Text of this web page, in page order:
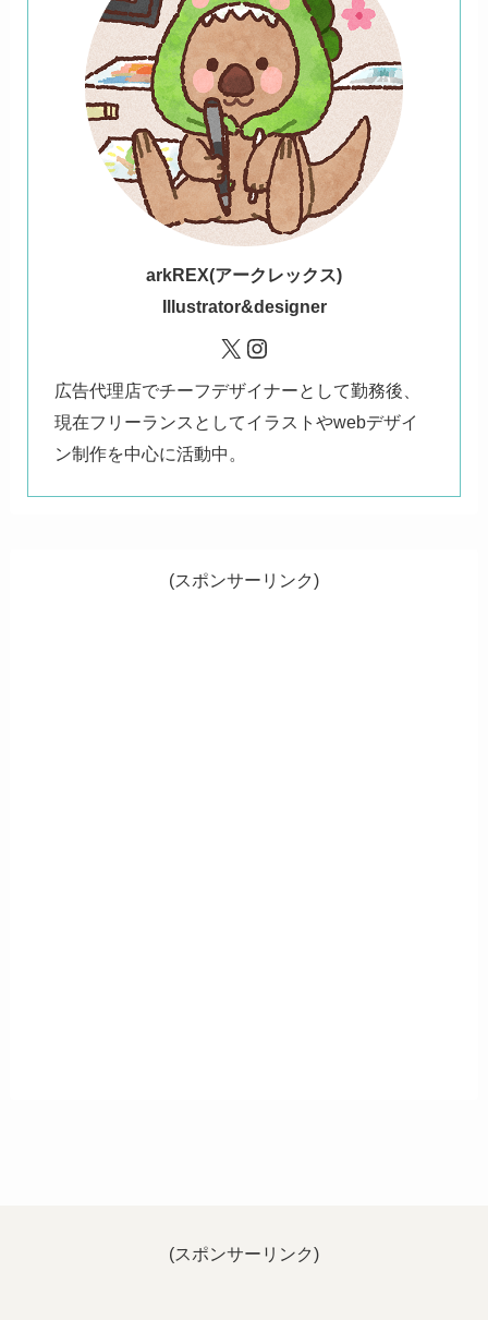
arkREX(アークレックス)
Illustrator&designer
X Instagram
広告代理店でチーフデザイナーとして勤務後、
現在フリーランスとしてイラストやwebデザイ
ン制作を中心に活動中。
(スポンサーリンク)
(スポンサーリンク)